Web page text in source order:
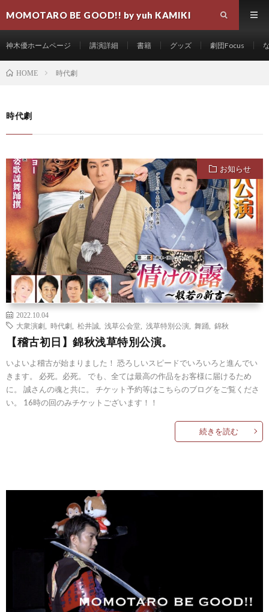
MOMOTARO BE GOOD!! by yuh KAMIKI
神木優ホームページ 講演詳細 書籍 グッズ 劇団Focus
HOME 時代劇
時代劇
お知らせ
2022.10.04
大衆演劇
時代劇 松井誠 浅草公会堂 浅草特別公演 舞踊 錦秋
【稽古初日】錦秋浅草特別公演。
いよいよ稽古が始まりました！ 恐ろしいスピードでいろいろと進んでい
きます。 必死。必死。 でも、全ては最高の作品をお客様に届けるため
に。 誠さんの魂と共に。 チケット予約等はこちらのブログをご覧くださ
い。 16時の回のみチケットございます！！
続きを読む